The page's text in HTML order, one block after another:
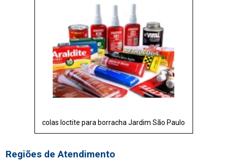
colas loctite para borracha Jardim São Paulo
Regiões de Atendimento